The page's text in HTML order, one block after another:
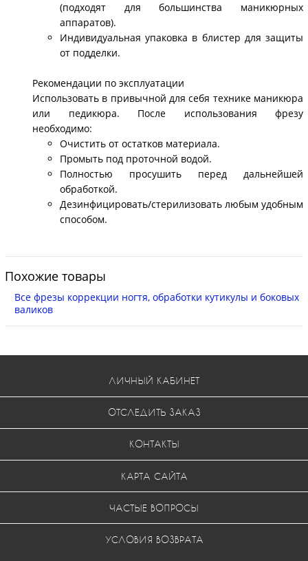
(подходят для большинства маникюрных
аппаратов).
Индивидуальная упаковка в блистер для защиты
от подделки.
Рекомендации по эксплуатации
Использовать в привычной для себя технике маникюра
или педикюра. После использования фрезу
необходимо:
Очистить от остатков материала.
Промыть под проточной водой.
Полностью просушить перед дальнейшей
обработкой.
Дезинфицировать/стерилизовать любым удобным
способом.
Похожие товары
Все фрезы коррекции ногтя, обработки кутикулы и боковых
валиков
ЛИЧНЫЙ КАБИНЕТ
ОТСЛЕДИТЬ ЗАКАЗ
КОНТАКТЫ
КАРТА САЙТА
ЧАСТЫЕ ВОПРОСЫ
УСЛОВИЯ ВОЗВРАТА